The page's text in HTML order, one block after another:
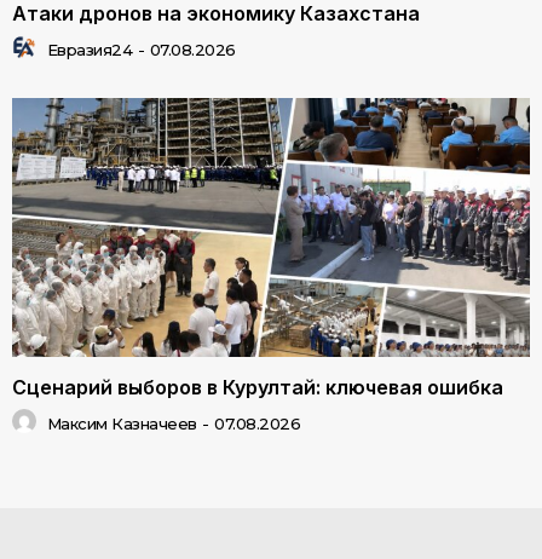
Атаки дронов на экономику Казахстана
Евразия24 - 07.08.2026
Сценарий выборов в Курултай: ключевая ошибка
Максим Казначеев - 07.08.2026